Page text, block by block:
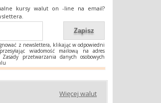
kursy walut on -line na email?
z newslettera, klikając w odpowiedni
wiadomość mailową na adres
Zasady przetwarzania danych osobowych
Więcej walut